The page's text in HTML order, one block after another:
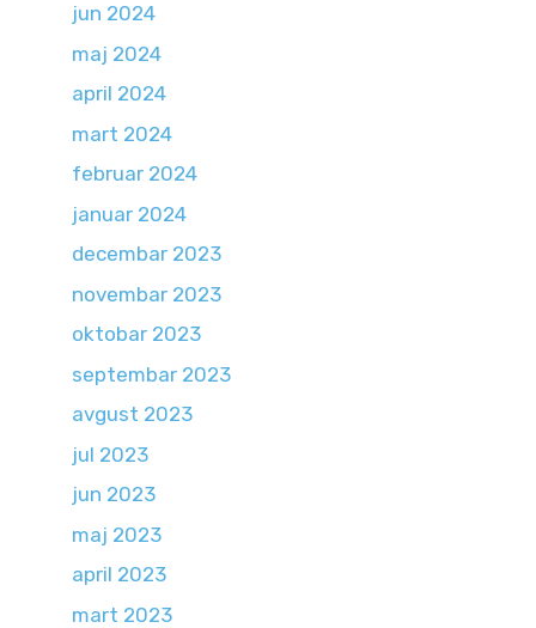
jun 2024
maj 2024
april 2024
mart 2024
februar 2024
januar 2024
decembar 2023
novembar 2023
oktobar 2023
septembar 2023
avgust 2023
jul 2023
jun 2023
maj 2023
april 2023
mart 2023